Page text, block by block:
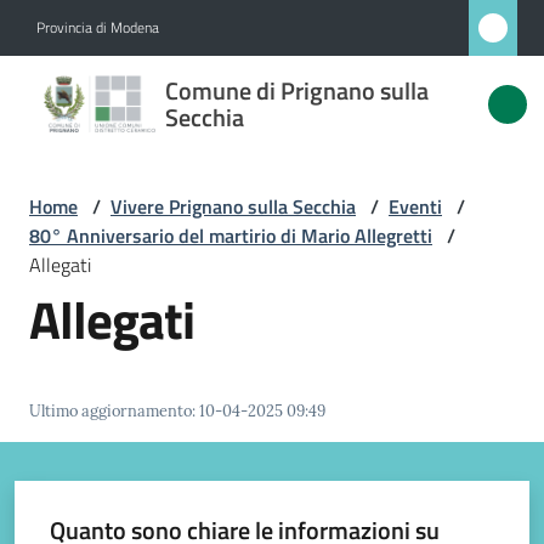
Provincia di Modena
Comune di Prignano sulla
Secchia
Comune
di
sulla
Secchia
Amministrazione
Novità
Vivere
Home / Vivere Prignano sulla Secchia / Eventi /
80° Anniversario del martirio di Mario Allegretti /
Allegati
Allegati
Ultimo aggiornamento:10-04-2025 09:49
Quanto sono chiare le informazioni su